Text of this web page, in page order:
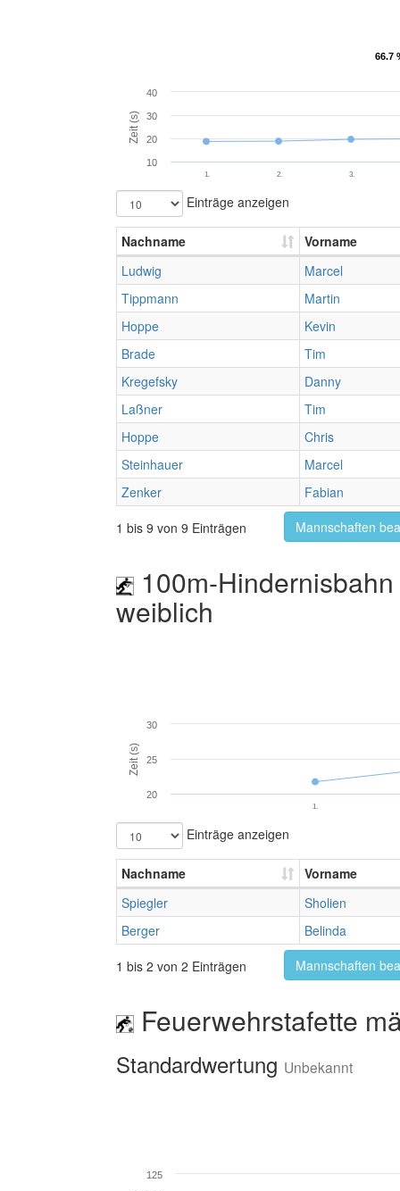
66.7
66.7
Zeit (s)
1. 2. 3.
10
20
30
40
Einträge anzeigen
Nachname
Vorname
Ludwig
Marcel
Tippmann
Martin
Hoppe
Kevin
Brade
Tim
Kregefsky
Danny
Laßner
Tim
Hoppe
Chris
Steinhauer
Marcel
Zenker
Fabian
1 bis 9 von 9 Einträgen
Mannschaften
100m-
weiblich
Zeit (s)
1.
20
25
30
Einträge anzeigen
Nachname
Vorname
Spiegler
Sholien
Berger
Belinda
1 bis 2 von 2 Einträgen
Mannschaften
Feuerwehrstafette
Standardwertung Unbekannt
125